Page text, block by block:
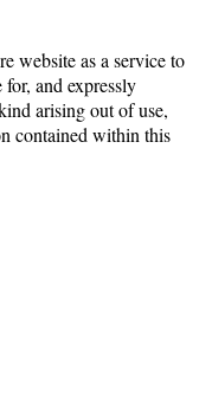
website as a service to
and expressly
arising out of use,
contained within this